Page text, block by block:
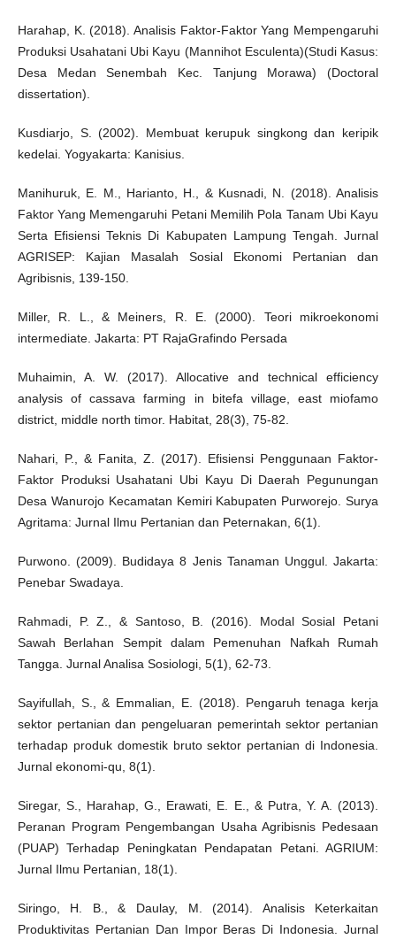
Harahap, K. (2018). Analisis Faktor-Faktor Yang Mempengaruhi
Produksi Usahatani Ubi Kayu (Mannihot Esculenta)(Studi Kasus:
Desa Medan Senembah Kec. Tanjung Morawa) (Doctoral
dissertation).
Kusdiarjo, S. (2002). Membuat kerupuk singkong dan keripik
kedelai. Yogyakarta: Kanisius.
Manihuruk, E. M., Harianto, H., & Kusnadi, N. (2018). Analisis
Faktor Yang Memengaruhi Petani Memilih Pola Tanam Ubi Kayu
Serta Efisiensi Teknis Di Kabupaten Lampung Tengah. Jurnal
AGRISEP: Kajian Masalah Sosial Ekonomi Pertanian dan
Agribisnis, 139-150.
Miller, R. L., & Meiners, R. E. (2000). Teori mikroekonomi
intermediate. Jakarta: PT RajaGrafindo Persada
Muhaimin, A. W. (2017). Allocative and technical efficiency
analysis of cassava farming in bitefa village, east miofamo
district, middle north timor. Habitat, 28(3), 75-82.
Nahari, P., & Fanita, Z. (2017). Efisiensi Penggunaan Faktor-
Faktor Produksi Usahatani Ubi Kayu Di Daerah Pegunungan
Desa Wanurojo Kecamatan Kemiri Kabupaten Purworejo. Surya
Agritama: Jurnal Ilmu Pertanian dan Peternakan, 6(1).
Purwono. (2009). Budidaya 8 Jenis Tanaman Unggul. Jakarta:
Penebar Swadaya.
Rahmadi, P. Z., & Santoso, B. (2016). Modal Sosial Petani
Sawah Berlahan Sempit dalam Pemenuhan Nafkah Rumah
Tangga. Jurnal Analisa Sosiologi, 5(1), 62-73.
Sayifullah, S., & Emmalian, E. (2018). Pengaruh tenaga kerja
sektor pertanian dan pengeluaran pemerintah sektor pertanian
terhadap produk domestik bruto sektor pertanian di Indonesia.
Jurnal ekonomi-qu, 8(1).
Siregar, S., Harahap, G., Erawati, E. E., & Putra, Y. A. (2013).
Peranan Program Pengembangan Usaha Agribisnis Pedesaan
(PUAP) Terhadap Peningkatan Pendapatan Petani. AGRIUM:
Jurnal Ilmu Pertanian, 18(1).
Siringo, H. B., & Daulay, M. (2014). Analisis Keterkaitan
Produktivitas Pertanian Dan Impor Beras Di Indonesia. Jurnal